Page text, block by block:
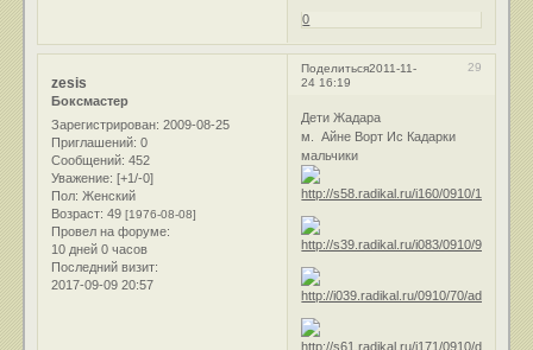
0
Поделиться 29
2011-11-
24 16:19
zesis
Боксмастер
Зарегистрирован: 2009-08-25
Приглашений: 0
Сообщений: 452
Уважение: [+1/-0]
Пол: Женский
Возраст: 49[1976-08-08]
Провел на форуме:
10 дней 0 часов
Последний визит:
2017-09-09 20:57
Дети Жадара
м. Айне Ворт Ис Кадарки
мальчики